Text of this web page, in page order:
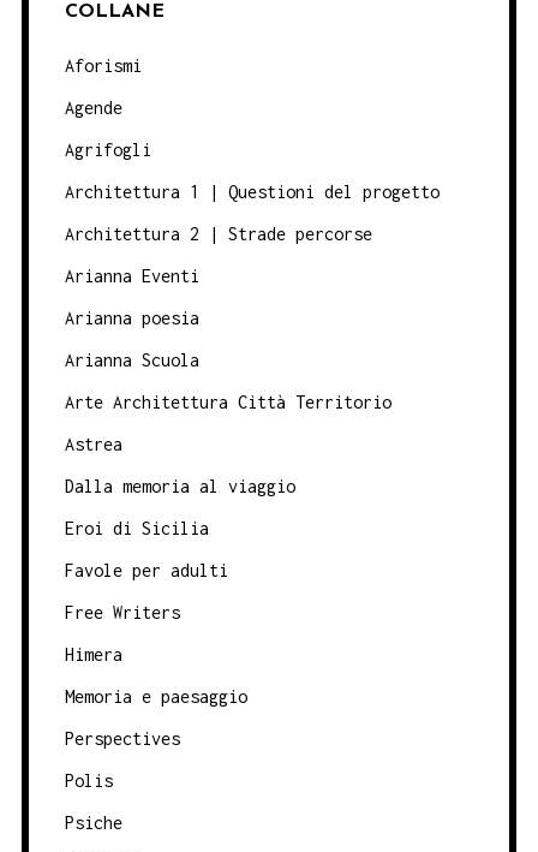
COLLANE
Aforismi
Agende
Agrifogli
Architettura 1 | Questioni del progetto
Architettura 2 | Strade percorse
Arianna Eventi
Arianna poesia
Arianna Scuola
Arte Architettura Città Territorio
Astrea
Dalla memoria al viaggio
Eroi di Sicilia
Favole per adulti
Free Writers
Himera
Memoria e paesaggio
Perspectives
Polis
Psiche